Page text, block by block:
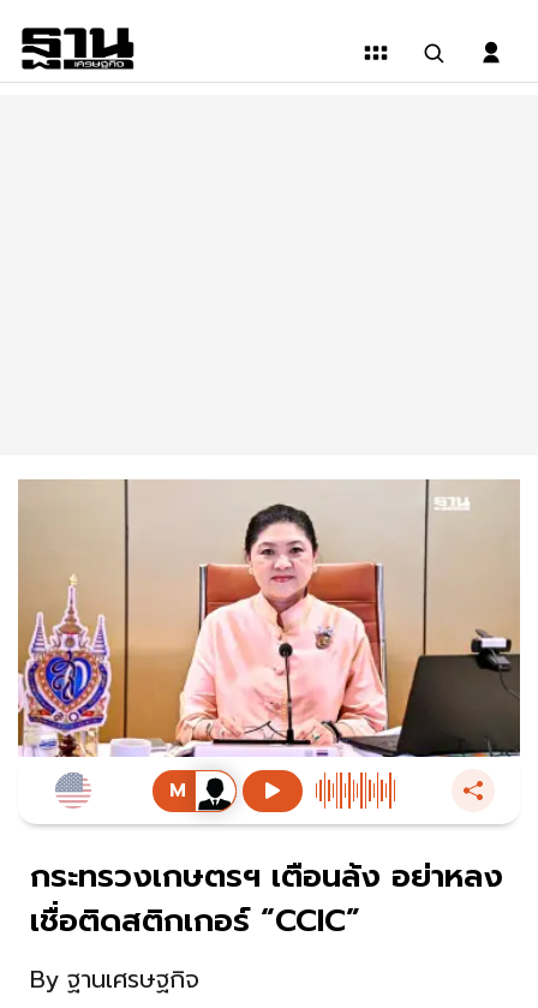
กระทรวงเกษตรฯ เตือนล้ง อย่าหลง
เชื่อติดสติกเกอร์ “CCIC”
By ฐานเศรษฐกิจ